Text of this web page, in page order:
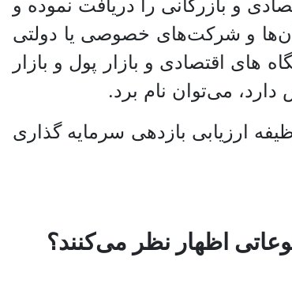
و بازرگانی را دریافت نموده و
و شرکت‌های خصوصی یا دولتی
اقتصادی و بازار پول و بازار
می‌توان نام برد.
ارزیابی بازدهی سرمایه گذاری
اظهار نظر می‌کنند؟